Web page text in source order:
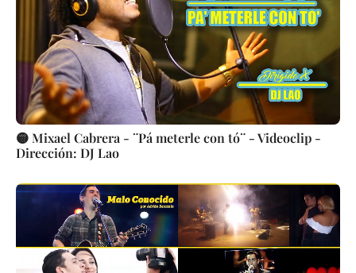
🟡 Mixael Cabrera - ¨Pá meterle con tó¨ - Videoclip -
Dirección: DJ Lao